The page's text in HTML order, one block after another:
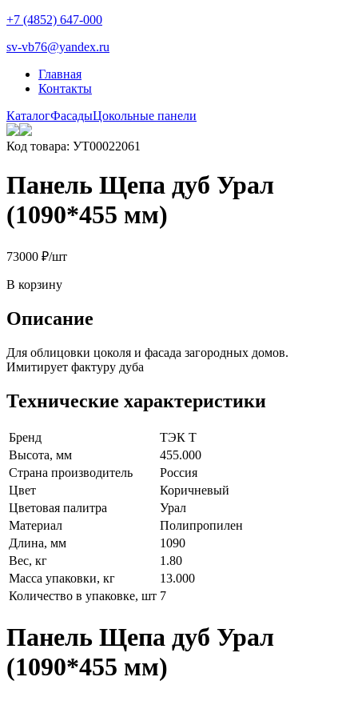
+7 (4852) 647-000
sv-vb76@yandex.ru
Главная
Контакты
КаталогФасадыЦокольные панели
Код товара: УТ00022061
Панель Щепа дуб Урал
(1090*455 мм)
73000 ₽/шт
В корзину
Описание
Для облицовки цоколя и фасада загородных домов.
Имитирует фактуру дуба
Технические характеристики
Бренд
ТЭК Т
Высота, мм
455.000
Страна производитель
Россия
Цвет
Коричневый
Цветовая палитра
Урал
Материал
Полипропилен
Длина, мм
1090
Вес, кг
1.80
Масса упаковки, кг
13.000
Количество в упаковке, шт 7
Панель Щепа дуб Урал
(1090*455 мм)